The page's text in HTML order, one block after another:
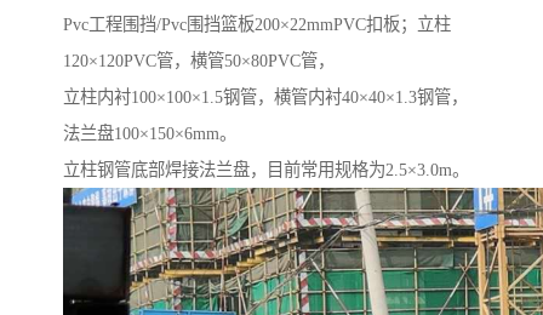
Pvc工程围挡/Pvc围挡篮板200×22mmPVC扣板；立柱
120×120PVC管，横管50×80PVC管，
立柱内衬100×100×1.5钢管，横管内衬40×40×1.3钢管，
法兰盘100×150×6mm。
立柱钢管底部焊接法兰盘，目前常用规格为2.5×3.0m。